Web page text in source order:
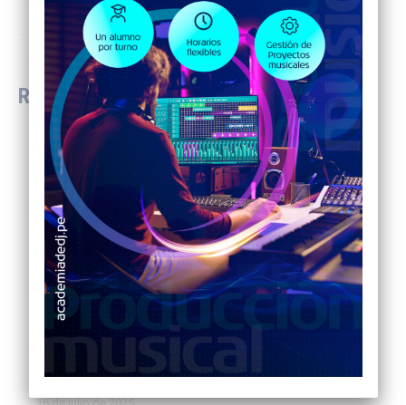
post:
RELACIONADAS
DJ TECH #1
24 de junio de 2026
PREMIO AZUL 2025
1 de marzo de 2026
SEGUNDO TALLER DE CULTURA MUSICAL
3 de noviembre de 2025
2° ECHO TALKS LIMA 2025